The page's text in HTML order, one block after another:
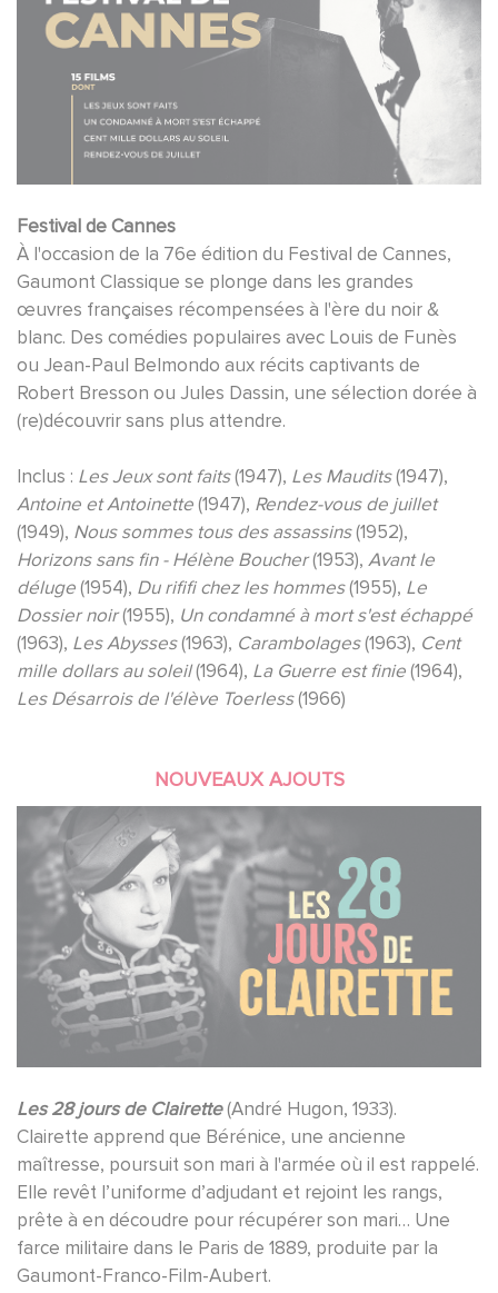
Festival de Cannes
À l'occasion de la 76e édition du Festival de Cannes,
Gaumont Classique se plonge dans les grandes
œuvres françaises récompensées à l'ère du noir &
blanc. Des comédies populaires avec Louis de Funès
ou Jean-Paul Belmondo aux récits captivants de
Robert Bresson ou Jules Dassin, une sélection dorée à
(re)découvrir sans plus attendre.
Inclus : Les Jeux sont faits(1947), Les Maudits(1947),
Antoine et Antoinette(1947), Rendez-vous de juillet
(1949), Nous sommes tous des assassins(1952),
Horizons sans fin - Hélène Boucher(1953), Avant le
déluge(1954), Du rififi chez les hommes(1955), Le
Dossier noir(1955), Un condamné à mort s'est échappé
(1963), Les Abysses(1963), Carambolages(1963), Cent
mille dollars au soleil(1964), La Guerre est finie(1964),
Les Désarrois de l'élève Toerless(1966)
NOUVEAUX AJOUTS
Les 28 jours de Clairette(André Hugon, 1933).
Clairette apprend que Bérénice, une ancienne
maîtresse, poursuit son mari à l'armée où il est rappelé.
Elle revêt l’uniforme d’adjudant et rejoint les rangs,
prête à en découdre pour récupérer son mari… Une
farce militaire dans le Paris de 1889, produite par la
Gaumont-Franco-Film-Aubert.